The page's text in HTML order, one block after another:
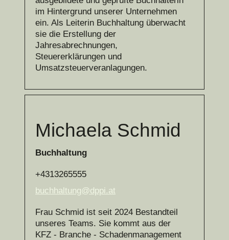
im Hintergrund unserer Unternehmen
ein. Als Leiterin Buchhaltung überwacht
sie die Erstellung der
Jahresabrechnungen,
Steuererklärungen und
Umsatzsteuerveranlagungen.
Michaela Schmid
Buchhaltung
+4313265555
buchhaltung@dppi.at
Frau Schmid ist seit 2024 Bestandteil
unseres Teams. Sie kommt aus der
KFZ - Branche - Schadenmanagement